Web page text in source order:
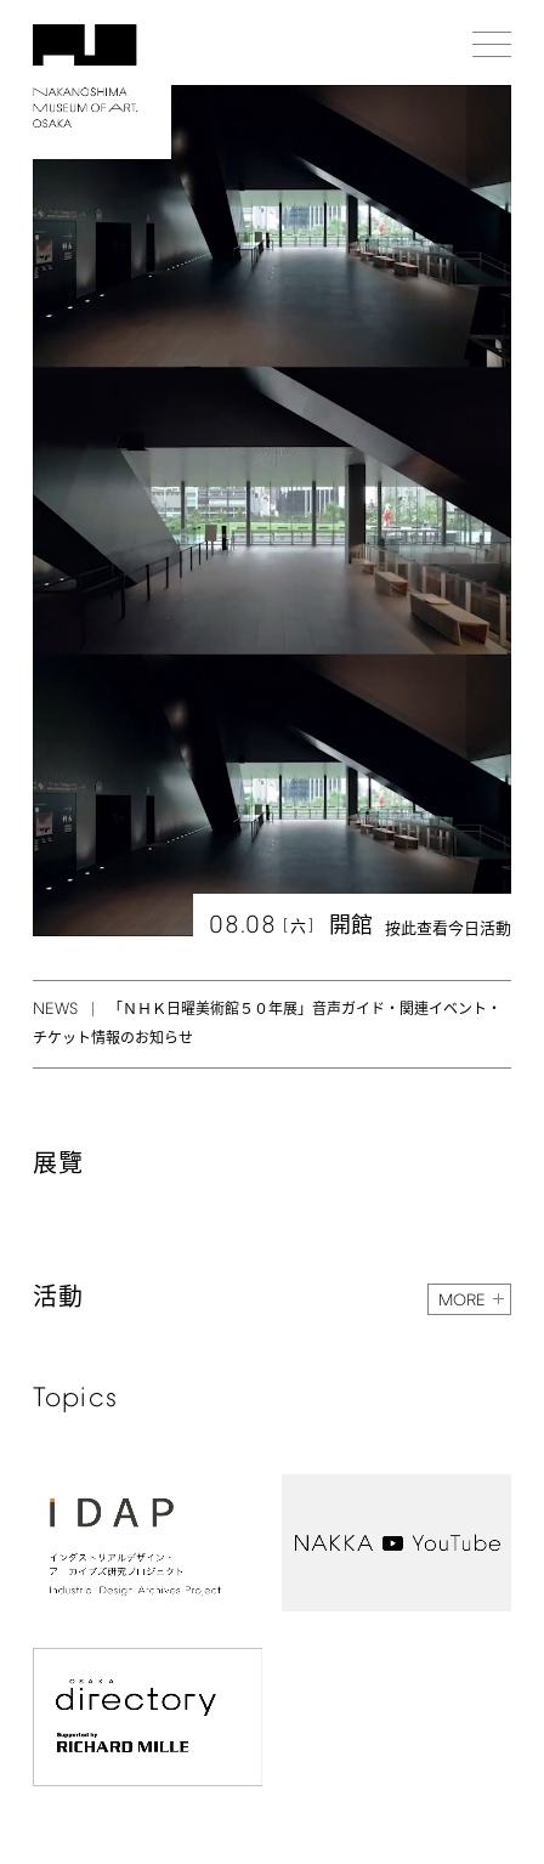
08.08 [六] 開館 按此查看今日活動
NEWS
「ＮＨＫ日曜美術館５０年展」音声ガイド・関連イベント・
チケット情報のお知らせ
展覽
活動 MORE
Topics